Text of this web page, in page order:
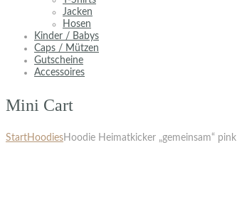
Jacken
Hosen
Kinder / Babys
Caps / Mützen
Gutscheine
Accessoires
Mini Cart
StartHoodiesHoodie Heimatkicker „gemeinsam“ pink